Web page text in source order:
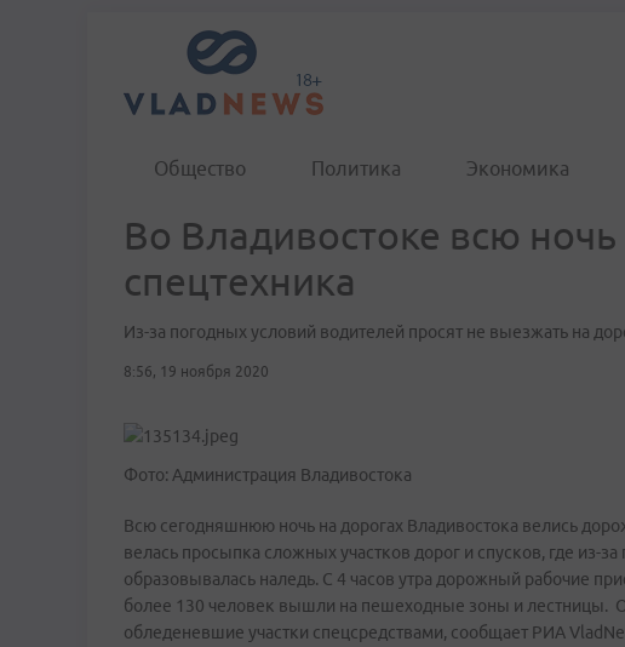
Общество Политика Экономика
Во Владивостоке всю ночь
спецтехника
Из-за погодных условий водителей просят не выезжать на
8:56, 19 ноября 2020
Фото: Администрация Владивостока
Всю сегодняшнюю ночь на дорогах Владивостока велись
велась просыпка сложных участков дорог и спусков, где из-
образовывалась наледь. С 4 часов утра дорожный рабочие
более 130 человек вышли на пешеходные зоны и лестницы.
обледеневшие участки спецсредствами, сообщает РИА